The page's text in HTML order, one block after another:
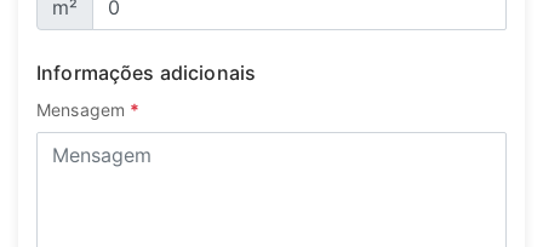
m²
Informações adicionais
Mensagem *